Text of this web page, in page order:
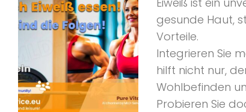
gesunde Haut,
Vorteile.
Integrieren Sie
hilft nicht nur,
Wohlbefinden
Probieren Sie